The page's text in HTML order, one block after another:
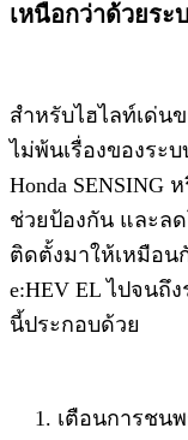
เหนือกว่าด้วยร
สำหรับไฮไลท์เด่น
ไม่พ้นเรื่องของระ
Honda
ช่วยป้องกัน และล
ติดตั้งมาให้เหมือน
e:HEV EL ไปจนถึ
นี้ประกอบด้วย
เตือนการชน